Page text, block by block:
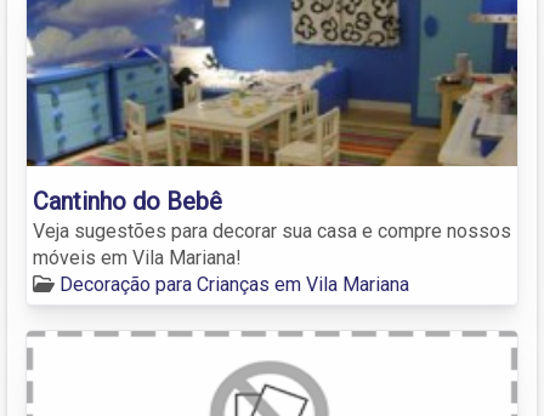
Cantinho do Bebê
Veja sugestões para decorar sua casa e compre nossos
móveis em Vila Mariana!
Decoração para Crianças em Vila Mariana